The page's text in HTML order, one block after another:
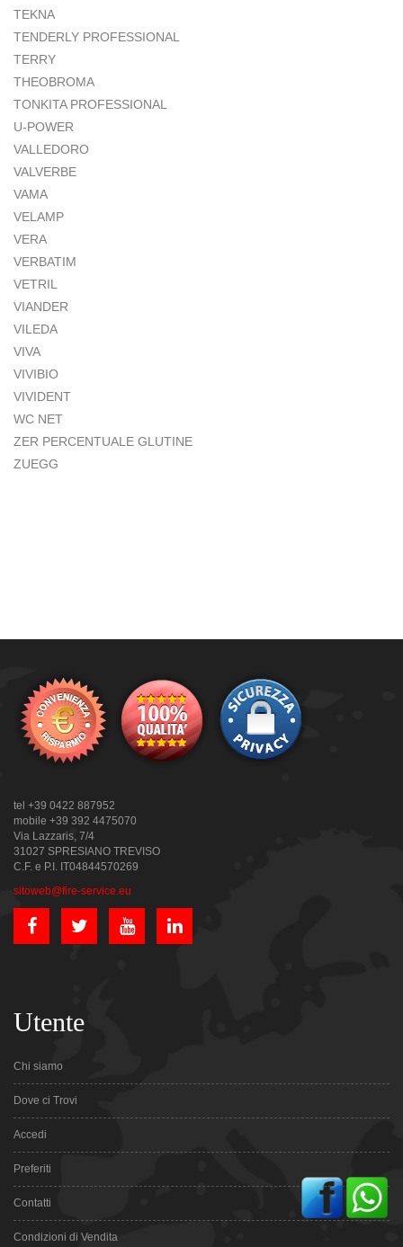
TEKNA
TENDERLY PROFESSIONAL
TERRY
THEOBROMA
TONKITA PROFESSIONAL
U-POWER
VALLEDORO
VALVERBE
VAMA
VELAMP
VERA
VERBATIM
VETRIL
VIANDER
VILEDA
VIVA
VIVIBIO
VIVIDENT
WC NET
ZER PERCENTUALE GLUTINE
ZUEGG
tel +39 0422 887952
mobile +39 392 4475070
Via Lazzaris, 7/4
31027 SPRESIANO TREVISO
C.F. e P.I. IT04844570269
sitoweb@fire-service.eu
Utente
Chi siamo
Dove ci Trovi
Accedi
Preferiti
Contatti
Condizioni di Vendita